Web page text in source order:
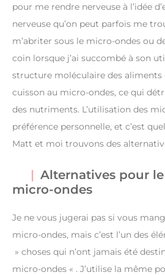
pour me rendre nerveuse à l’idée
nerveuse qu’on peut parfois me
m’abriter sous le micro-ondes ou
coin lorsque j’ai succombé à son
structure moléculaire des aliments
cuisson au micro-ondes, ce qui
des nutriments. L’utilisation des
préférence personnelle, et c’est
Matt et moi trouvons des
Alternatives pour
micro-ondes
Je ne vous jugerai pas si vous
micro-ondes, mais c’est l’un des
» choses qui n’ont jamais été
micro-ondes « . J’utilise la même